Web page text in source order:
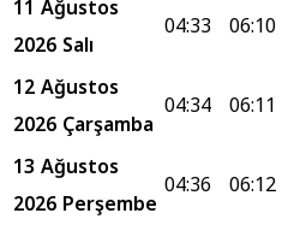
2026 Salı
04:33 06:10
12 Ağustos
2026 Çarşamba
04:34 06:11
13 Ağustos
2026 Perşembe
04:36 06:12